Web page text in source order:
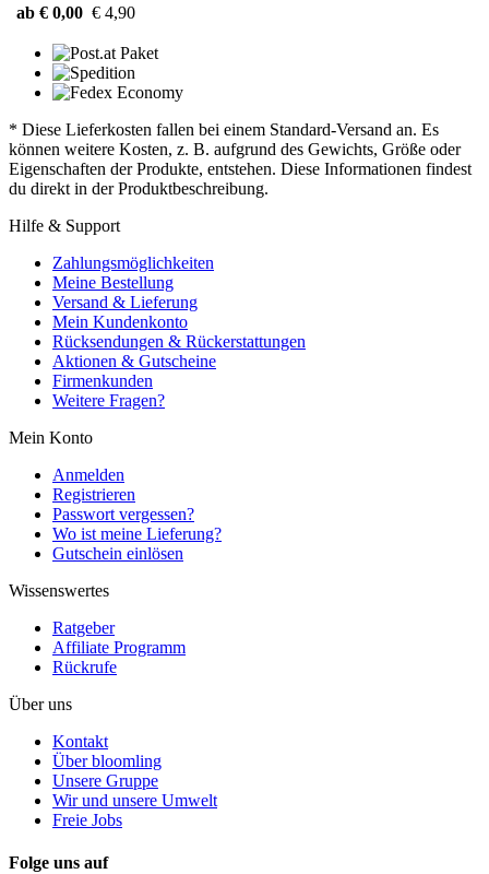
ab € 0,00 € 4,90
* Diese Lieferkosten fallen bei einem Standard-Versand an. Es
können weitere Kosten, z. B. aufgrund des Gewichts, Größe oder
Eigenschaften der Produkte, entstehen. Diese Informationen findest
du direkt in der Produktbeschreibung.
Hilfe & Support
Zahlungsmöglichkeiten
Meine Bestellung
Versand & Lieferung
Mein Kundenkonto
Rücksendungen & Rückerstattungen
Aktionen & Gutscheine
Firmenkunden
Weitere Fragen?
Mein Konto
Anmelden
Registrieren
Passwort vergessen?
Wo ist meine Lieferung?
Gutschein einlösen
Wissenswertes
Ratgeber
Affiliate Programm
Rückrufe
Über uns
Kontakt
Über bloomling
Unsere Gruppe
Wir und unsere Umwelt
Freie Jobs
Folge uns auf